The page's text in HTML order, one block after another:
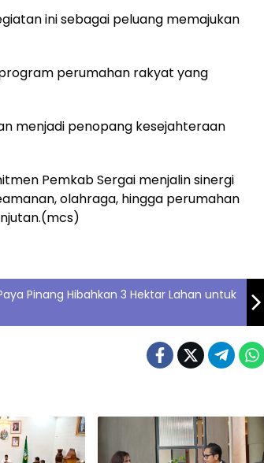
ini sebagai peluang memajukan
perumahan rakyat yang
menjadi penopang kesejahteraan
Pemkab Sergai menjalin sinergi
olahraga, hingga perumahan
Pinang Hibahkan 3 Hektar Lahan untuk